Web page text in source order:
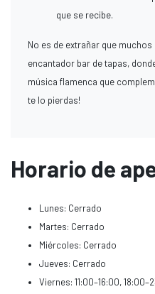
que se recibe.
No es de extrañar que
encantador bar de tapas,
música flamenca que
te lo pierdas!
Horario de
Lunes: Cerrado
Martes: Cerrado
Miércoles: Cerrado
Jueves: Cerrado
Viernes: 11:00–16:00,